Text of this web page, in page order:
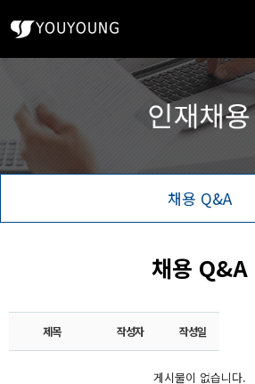
채용 Q&A
채용 Q&A
제목 작성자 작성일
게시물이 없습니다.